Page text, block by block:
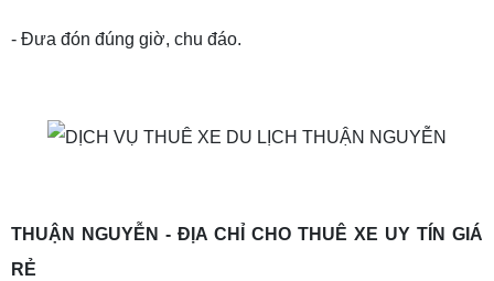
- Đưa đón đúng giờ, chu đáo.
THUẬN NGUYỄN - ĐỊA CHỈ CHO THUÊ XE UY TÍN GIÁ
RẺ